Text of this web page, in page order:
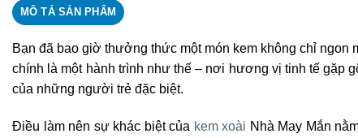
MÔ TẢ SẢN PHẨM
Bạn đã bao giờ thưởng thức một món kem không chỉ
chính là một hành trình như thế – nơi hương vị tinh tế gặp
của những người trẻ đặc biệt.
Điều làm nên sự khác biệt của kem xoài Nhà May Mắn